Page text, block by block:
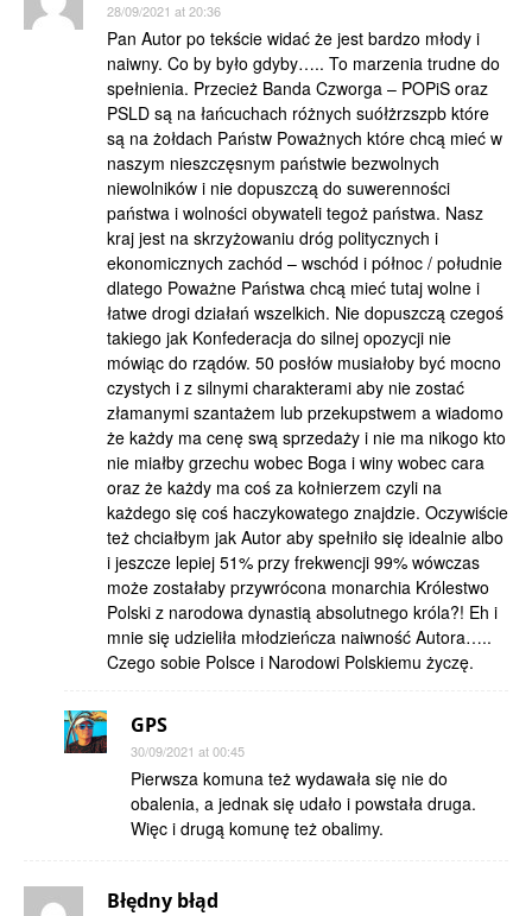
28/09/2021 at 20:36
Pan Autor po tekście widać że jest bardzo młody i
naiwny. Co by było gdyby….. To marzenia trudne do
spełnienia. Przecież Banda Czworga – POPiS oraz
PSLD są na łańcuchach różnych suółżrzszpb które
są na żołdach Państw Poważnych które chcą mieć w
naszym nieszczęsnym państwie bezwolnych
niewolników i nie dopuszczą do suwerenności
państwa i wolności obywateli tegoż państwa. Nasz
kraj jest na skrzyżowaniu dróg politycznych i
ekonomicznych zachód – wschód i północ / południe
dlatego Poważne Państwa chcą mieć tutaj wolne i
łatwe drogi działań wszelkich. Nie dopuszczą czegoś
takiego jak Konfederacja do silnej opozycji nie
mówiąc do rządów. 50 posłów musiałoby być mocno
czystych i z silnymi charakterami aby nie zostać
złamanymi szantażem lub przekupstwem a wiadomo
że każdy ma cenę swą sprzedaży i nie ma nikogo kto
nie miałby grzechu wobec Boga i winy wobec cara
oraz że każdy ma coś za kołnierzem czyli na
każdego się coś haczykowatego znajdzie. Oczywiście
też chciałbym jak Autor aby spełniło się idealnie albo
i jeszcze lepiej 51% przy frekwencji 99% wówczas
może zostałaby przywrócona monarchia Królestwo
Polski z narodowa dynastią absolutnego króla?! Eh i
mnie się udzieliła młodzieńcza naiwność Autora…..
Czego sobie Polsce i Narodowi Polskiemu życzę.
GPS
30/09/2021 at 00:45
Pierwsza komuna też wydawała się nie do
obalenia, a jednak się udało i powstała druga.
Więc i drugą komunę też obalimy.
Błędny błąd